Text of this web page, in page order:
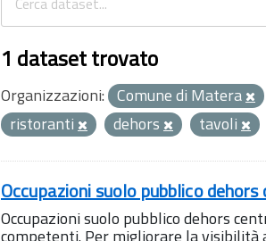
1 dataset trovato
Organizzazioni: Comune di Matera
ristoranti
dehors tavoli
Occupazioni suolo pubblico
Occupazioni suolo pubblico dehors
competenti. Per migliorare la visibilità